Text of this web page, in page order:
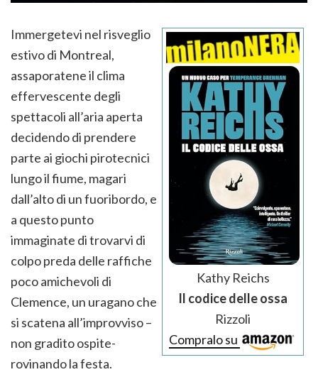
Kathy Reichs
Il codice delle ossa
Rizzoli
Compralo su
Immergetevi nel risveglio
estivo di Montreal,
assaporatene il clima
effervescente degli
spettacoli all’aria aperta
decidendo di prendere
parte ai giochi pirotecnici
lungo il fiume, magari
dall’alto di un fuoribordo, e
a questo punto
immaginate di trovarvi di
colpo preda delle raffiche
poco amichevoli di
Clemence, un uragano che
si scatena all’improvviso –
non gradito ospite-
rovinando la festa.